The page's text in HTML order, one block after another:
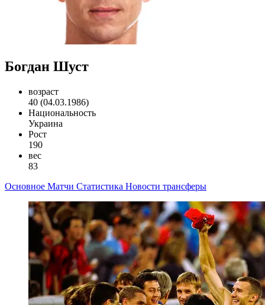
Богдан Шуст
возраст
40 (04.03.1986)
Национальность
Украина
Рост
190
вес
83
Основное Матчи Статистика Новости трансферы